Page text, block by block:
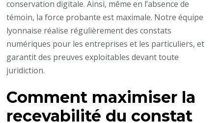
conservation digitale. Ainsi, même en l’absence de
témoin, la force probante est maximale. Notre équipe
lyonnaise réalise régulièrement des constats
numériques pour les entreprises et les particuliers, et
garantit des preuves exploitables devant toute
juridiction.
Comment maximiser la
recevabilité du constat